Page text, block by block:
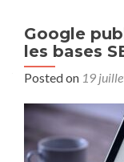
Google
les bases
Posted on 19